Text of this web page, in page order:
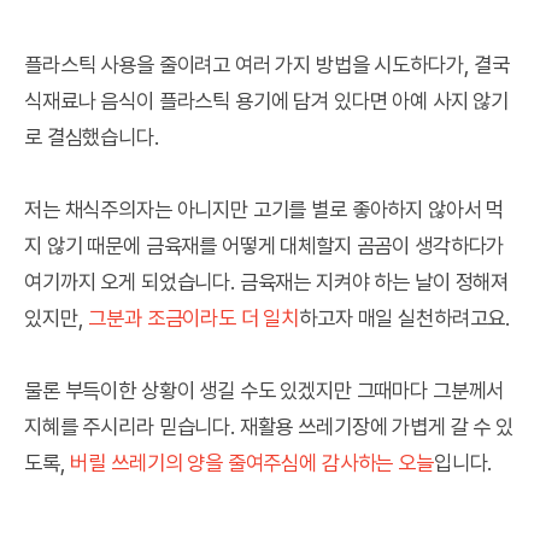
플라스틱 사용을 줄이려고 여러 가지 방법을 시도하다가, 결국
식재료나 음식이 플라스틱 용기에 담겨 있다면 아예 사지 않기
로 결심했습니다.
저는 채식주의자는 아니지만 고기를 별로 좋아하지 않아서 먹
지 않기 때문에 금육재를 어떻게 대체할지 곰곰이 생각하다가
여기까지 오게 되었습니다. 금육재는 지켜야 하는 날이 정해져
있지만, 그분과 조금이라도 더 일치하고자 매일 실천하려고요.
물론 부득이한 상황이 생길 수도 있겠지만 그때마다 그분께서
지혜를 주시리라 믿습니다. 재활용 쓰레기장에 가볍게 갈 수 있
도록, 버릴 쓰레기의 양을 줄여주심에 감사하는 오늘입니다.